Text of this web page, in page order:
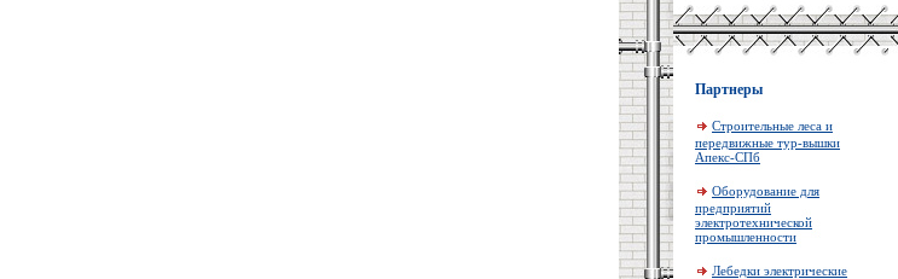
Партнеры
Строительные леса и
передвижные тур-вышки
Апекс-СПб
Оборудование для
предприятий
электротехнической
промышленности
Лебедки электрические